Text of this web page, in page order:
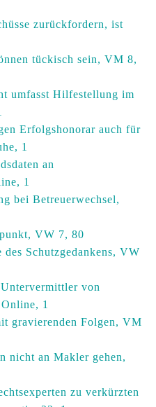
zurückfordern, ist
tückisch sein, VM 8,
umfasst Hilfestellung im
Erfolgshonorar auch für
1
an
1
bei Betreuerwechsel,
VW 7, 80
Schutzgedankens, VW
von
1
gravierenden Folgen, VM
nicht an Makler gehen,
zu verkürzten